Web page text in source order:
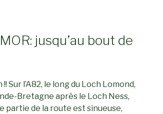
jusqu’au bout de
Sur l’A82, le long du Loch Lomond,
Bretagne après le Loch Ness,
partie de la route est sinueuse,